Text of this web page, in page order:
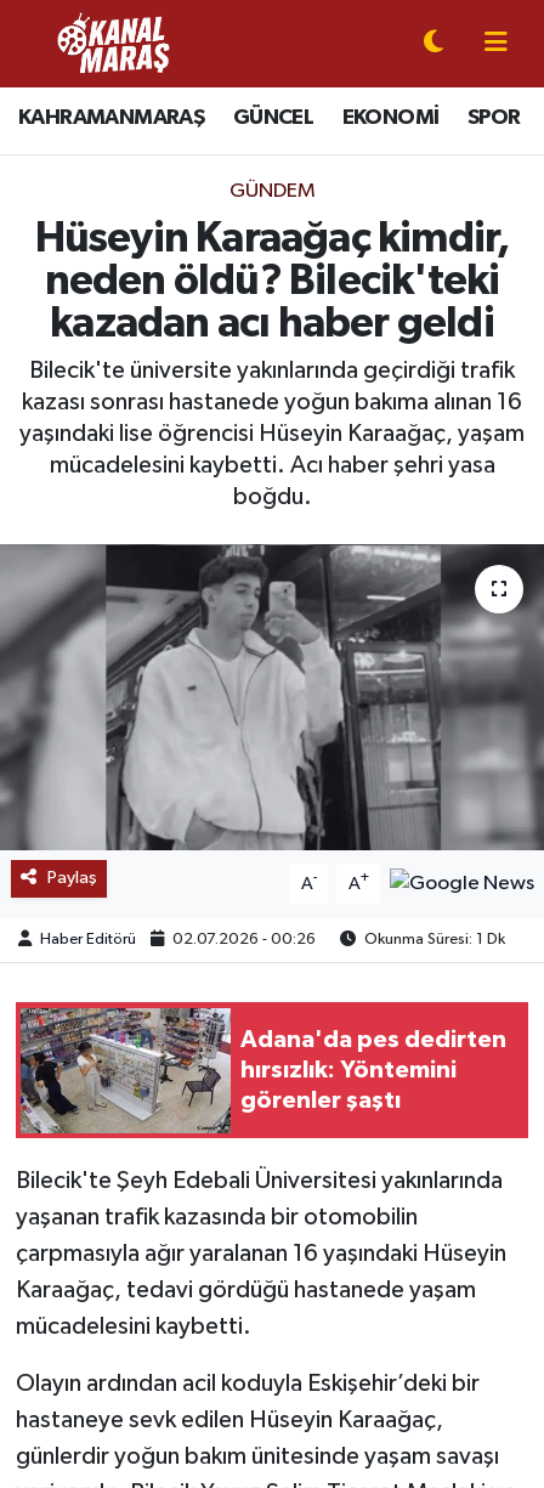
KAHRAMANMARAŞ GÜNCEL EKONOMİ SPOR
GÜNDEM
Hüseyin Karaağaç kimdir,
neden öldü? Bilecik'teki
kazadan acı haber geldi
Bilecik'te üniversite yakınlarında geçirdiği trafik
kazası sonrası hastanede yoğun bakıma alınan 16
yaşındaki lise öğrencisi Hüseyin Karaağaç, yaşam
mücadelesini kaybetti. Acı haber şehri yasa
boğdu.
Paylaş A- A+
Haber Editörü 02.07.2026 - 00:26 Okunma Süresi: 1 Dk
Adana'da pes dedirten
hırsızlık: Yöntemini
görenler şaştı
Bilecik'te Şeyh Edebali Üniversitesi yakınlarında
yaşanan trafik kazasında bir otomobilin
çarpmasıyla ağır yaralanan 16 yaşındaki Hüseyin
Karaağaç, tedavi gördüğü hastanede yaşam
mücadelesini kaybetti.
Olayın ardından acil koduyla Eskişehir’deki bir
hastaneye sevk edilen Hüseyin Karaağaç,
günlerdir yoğun bakım ünitesinde yaşam savaşı
CANLI YAYIN
KAHRAMANMARAŞ
SPOR
SİYASET
EKONOMİ
GÜNDEM
SAĞLIK
EĞİTİM
BÖLGE
KEŞFET
POPÜLER
DÜNYA
TREND
MEDYA
OTOMOTİV
TEKNOLOJİ
YAŞAM
KÜLTÜR SANAT
Kahramanmaraş Nöbetçi Eczaneler
Kahramanmaraş Hava Durumu
Kahramanmaraş Namaz Vakitleri
Kahramanmaraş Trafik Yoğunluk Haritası
Süper Lig Puan Durumu ve Fikstür
Tüm Manşetler
Son Dakika Haberleri